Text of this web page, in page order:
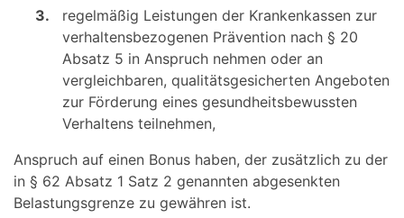
3.
regelmäßig Leistungen der Krankenkassen zur
verhaltensbezogenen Prävention nach § 20
Absatz 5 in Anspruch nehmen oder an
vergleichbaren, qualitätsgesicherten Angeboten
zur Förderung eines gesundheitsbewussten
Verhaltens teilnehmen,
Anspruch auf einen Bonus haben, der zusätzlich zu der
in § 62 Absatz 1 Satz 2 genannten abgesenkten
Belastungsgrenze zu gewähren ist.